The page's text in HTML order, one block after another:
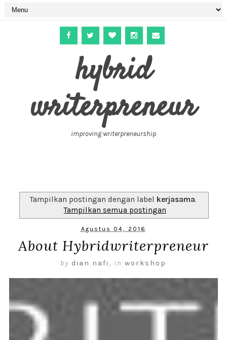
hybrid
writerpreneur
improving writerpreneurship
Tampilkan postingan dengan label kerjasama.
Tampilkan semua postingan
Agustus 04, 2016
About Hybridwriterpreneur
by dian nafi , in workshop